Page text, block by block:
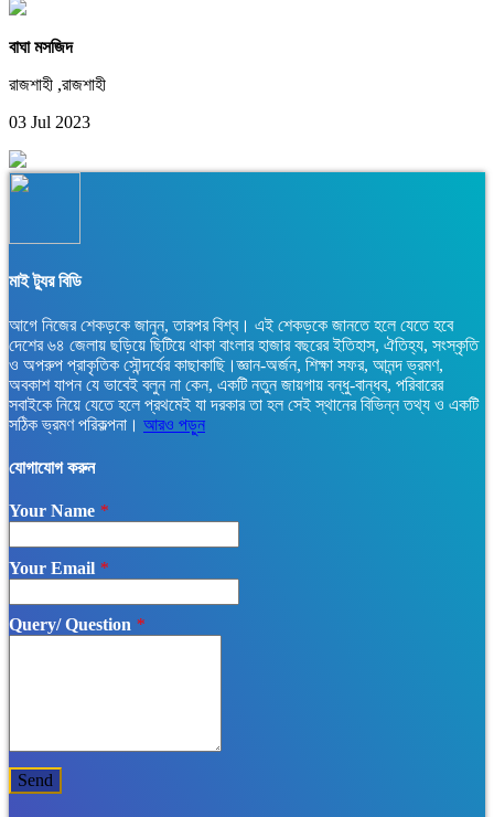
বাঘা মসজিদ
রাজশাহী ,রাজশাহী
03 Jul 2023
মাই ট্যুর বিডি
আগে নিজের শেকড়কে জানুন, তারপর বিশ্ব। এই শেকড়কে জানতে হলে যেতে হবে
দেশের ৬৪ জেলায় ছড়িয়ে ছিটিয়ে থাকা বাংলার হাজার বছরের ইতিহাস, ঐতিহ্য, সংস্কৃতি
ও অপরুপ প্রাকৃতিক সৌন্দর্যের কাছাকাছি।জ্ঞান-অর্জন, শিক্ষা সফর, আনন্দ ভ্রমণ,
অবকাশ যাপন যে ভাবেই বলুন না কেন, একটি নতুন জায়গায় বন্ধু-বান্ধব, পরিবারের
সবাইকে নিয়ে যেতে হলে প্রথমেই যা দরকার তা হল সেই স্থানের বিভিন্ন তথ্য ও একটি
সঠিক ভ্রমণ পরিকল্পনা। আরও পড়ুন
যোগাযোগ করুন
Your Name *
Your Email *
Query/ Question *
Send